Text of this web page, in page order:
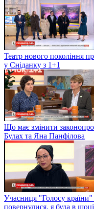
Театр нового покоління
у Сніданку з 1+1
Що має змінити
Булах та Яна Панфілова
Учасниця "Голосу
повернулися, я була в шоці